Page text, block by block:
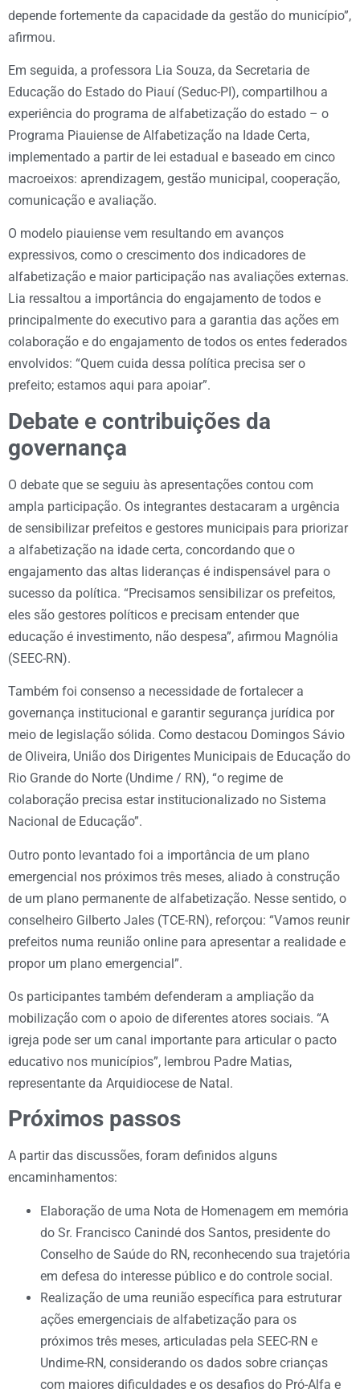
depende fortemente da capacidade da gestão do município”,
afirmou.
Em seguida, a professora Lia Souza, da Secretaria de
Educação do Estado do Piauí (Seduc-PI), compartilhou a
experiência do programa de alfabetização do estado – o
Programa Piauiense de Alfabetização na Idade Certa,
implementado a partir de lei estadual e baseado em cinco
macroeixos: aprendizagem, gestão municipal, cooperação,
comunicação e avaliação.
O modelo piauiense vem resultando em avanços
expressivos, como o crescimento dos indicadores de
alfabetização e maior participação nas avaliações externas.
Lia ressaltou a importância do engajamento de todos e
principalmente do executivo para a garantia das ações em
colaboração e do engajamento de todos os entes federados
envolvidos: “Quem cuida dessa política precisa ser o
prefeito; estamos aqui para apoiar”.
Debate e contribuições da
governança
O debate que se seguiu às apresentações contou com
ampla participação. Os integrantes destacaram a urgência
de sensibilizar prefeitos e gestores municipais para priorizar
a alfabetização na idade certa, concordando que o
engajamento das altas lideranças é indispensável para o
sucesso da política. “Precisamos sensibilizar os prefeitos,
eles são gestores políticos e precisam entender que
educação é investimento, não despesa”, afirmou Magnólia
(SEEC-RN).
Também foi consenso a necessidade de fortalecer a
governança institucional e garantir segurança jurídica por
meio de legislação sólida. Como destacou Domingos Sávio
de Oliveira, União dos Dirigentes Municipais de Educação do
Rio Grande do Norte (Undime / RN), “o regime de
colaboração precisa estar institucionalizado no Sistema
Nacional de Educação”.
Outro ponto levantado foi a importância de um plano
emergencial nos próximos três meses, aliado à construção
de um plano permanente de alfabetização. Nesse sentido, o
conselheiro Gilberto Jales (TCE-RN), reforçou: “Vamos reunir
prefeitos numa reunião online para apresentar a realidade e
propor um plano emergencial”.
Os participantes também defenderam a ampliação da
mobilização com o apoio de diferentes atores sociais. “A
igreja pode ser um canal importante para articular o pacto
educativo nos municípios”, lembrou Padre Matias,
representante da Arquidiocese de Natal.
Próximos passos
A partir das discussões, foram definidos alguns
encaminhamentos:
Elaboração de uma Nota de Homenagem em memória
do Sr. Francisco Canindé dos Santos, presidente do
Conselho de Saúde do RN, reconhecendo sua trajetória
em defesa do interesse público e do controle social.
Realização de uma reunião específica para estruturar
ações emergenciais de alfabetização para os
próximos três meses, articuladas pela SEEC-RN e
Undime-RN, considerando os dados sobre crianças
com maiores dificuldades e os desafios do Pró-Alfa e